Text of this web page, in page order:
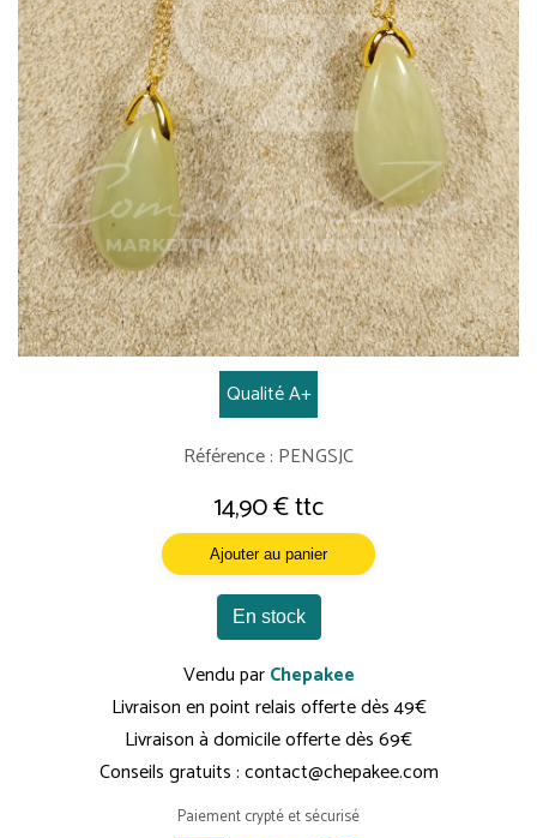
Qualité A+
Référence : PENGSJC
14,90 € ttc
Ajouter au panier
En stock
Vendu parChepakee
Livraison en point relais offerte dès 49€
Livraison à domicile offerte dès 69€
Conseils gratuits : contact@chepakee.com
Paiement crypté et sécurisé